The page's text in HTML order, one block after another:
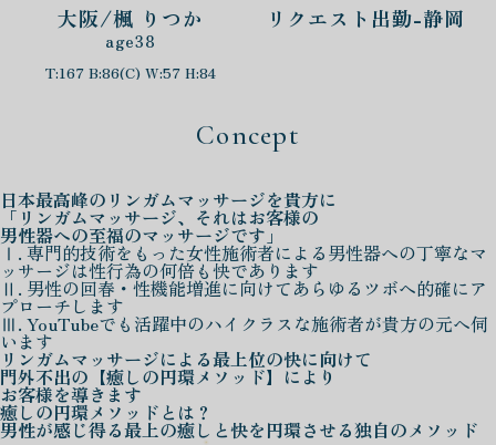
大阪/楓 りつか
age38
T:167 B:86(C) W:57 H:84
リクエスト出勤-静岡
Concept
日本最高峰の リンガムマッサージを貴方に
「リンガムマッサージ、それはお客様の
男性器への至福のマッサージです」
Ⅰ. 専門的技術をもった女性施術者による男性器への丁寧なマ
ッサージは性行為の何倍も快であります
Ⅱ. 男性の回春・性機能増進に向けてあらゆるツボへ的確にア
プローチします
Ⅲ. YouTubeでも活躍中のハイクラスな施術者が貴方の元へ伺
います
リンガムマッサージによる最上位の快に向けて
門外不出の 【癒しの円環メソッド】 により
お客様を導きます
癒しの円環メソッド とは？
男性が感じ得る最上の癒しと快を円環させる独自のメソッド